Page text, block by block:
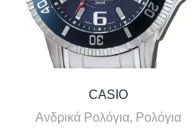
CASIO
Ανδρικά Ρολόγια, Ρολόγια